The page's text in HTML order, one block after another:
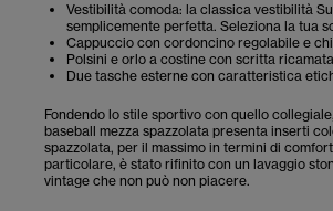
Vestibilità comoda: la classica vestibilità
semplicemente perfetta. Seleziona la tua
Cappuccio con cordoncino regolabile e
Polsini e orlo a costine con scritta
Due tasche esterne con caratteristica
Fondendo lo stile sportivo con quello
baseball mezza spazzolata presenta inserti
spazzolata, per il massimo in termini di
particolare, è stato rifinito con un lavaggio
vintage che non può non piacere.